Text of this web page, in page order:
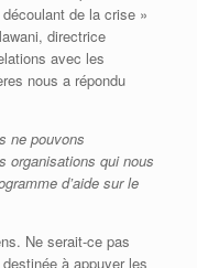
de la crise »
directrice
avec les
nous a répondu
ne pouvons
organisations qui nous
d’aide sur le
Ne serait-ce pas
à appuyer les